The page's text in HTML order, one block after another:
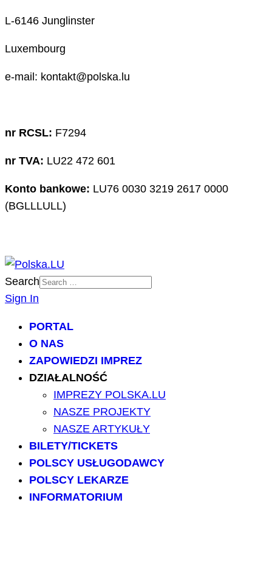
L-6146 Junglinster
Luxembourg
e-mail: kontakt@polska.lu
nr RCSL: F7294
nr TVA: LU22 472 601
Konto bankowe: LU76 0030 3219 2617 0000
(BGLLLULL)
Search
Sign In
PORTAL
O NAS
ZAPOWIEDZI IMPREZ
DZIAŁALNOŚĆ
IMPREZY POLSKA.LU
NASZE PROJEKTY
NASZE ARTYKUŁY
BILETY/TICKETS
POLSCY USŁUGODAWCY
POLSCY LEKARZE
INFORMATORIUM